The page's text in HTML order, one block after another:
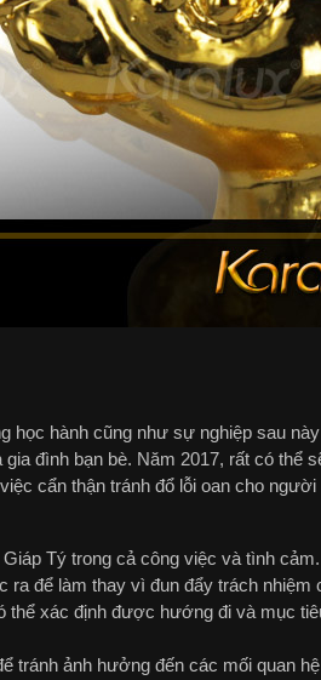
hành cũng như sự nghiệp sau
đình bạn bè. Năm 2017, rất có thể
cẩn thận tránh đổ lỗi oan cho người
Tý trong cả công việc và tình
để làm thay vì đun đẩy trách nhiệm
thể xác định được hướng đi và mục
tránh ảnh hưởng đến các mối quan